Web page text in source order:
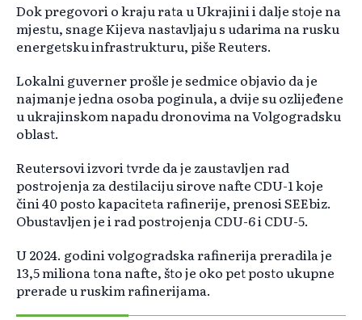
Dok pregovori o kraju rata u Ukrajini i dalje stoje na
mjestu, snage Kijeva nastavljaju s udarima na rusku
energetsku infrastrukturu, piše Reuters.
Lokalni guverner prošle je sedmice objavio da je
najmanje jedna osoba poginula, a dvije su ozlijeđene
u ukrajinskom napadu dronovima na Volgogradsku
oblast.
Reutersovi izvori tvrde da je zaustavljen rad
postrojenja za destilaciju sirove nafte CDU-1 koje
čini 40 posto kapaciteta rafinerije, prenosi SEEbiz.
Obustavljen je i rad postrojenja CDU-6 i CDU-5.
U 2024. godini volgogradska rafinerija preradila je
13,5 miliona tona nafte, što je oko pet posto ukupne
prerade u ruskim rafinerijama.